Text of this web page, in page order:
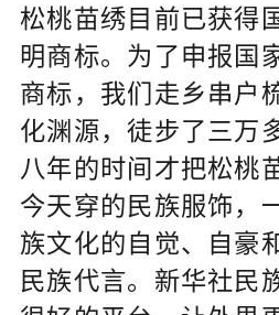
松桃苗绣目前已获得
明商标。为了申报国
商标，我们走乡串户
化渊源，徒步了三万
八年的时间才把松桃
今天穿的民族服饰，
族文化的自觉、自豪
民族代言。新华社民